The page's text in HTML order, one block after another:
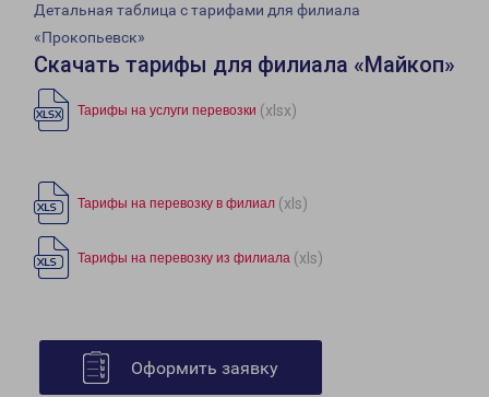
Детальная таблица с тарифами для филиала
«Прокопьевск»
Скачать тарифы для филиала «Майкоп»
Тарифы на услуги перевозки (xlsx)
Тарифы на перевозку в филиал (xls)
Тарифы на перевозку из филиала (xls)
Оформить заявку